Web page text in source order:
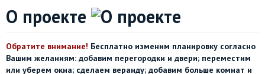
О проекте
Обратите внимание! Бесплатно изменим планировку согласно
Вашим желаниям: добавим перегородки и двери; переместим
или уберем окна; сделаем веранду; добавим больше комнат и